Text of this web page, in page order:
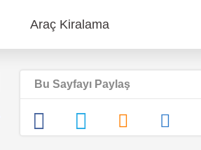
Araç Kiralama
Bu Sayfayı Paylaş